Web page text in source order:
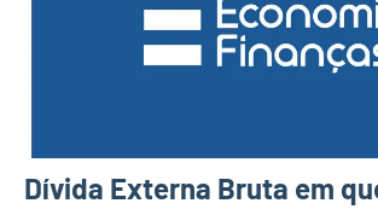
Dívida Externa Bruta em